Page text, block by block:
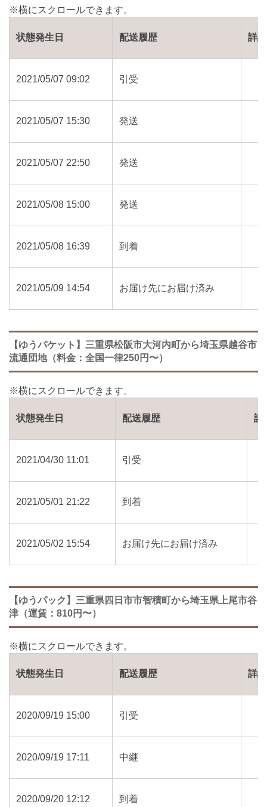
状態発生日 配送履歴 詳細
2021/05/07 09:02 引受
2021/05/07 15:30 発送
2021/05/07 22:50 発送
2021/05/08 15:00 発送
2021/05/08 16:39 到着
2021/05/09 14:54 お届け先にお届け済み
【ゆうパケット】三重県松阪市大河内町から埼玉県越谷市
流通団地（料金：全国一律250円〜）
状態発生日 配送履歴 詳
2021/04/30 11:01 引受
2021/05/01 21:22 到着
2021/05/02 15:54 お届け先にお届け済み
【ゆうパック】三重県四日市市智積町から埼玉県上尾市谷
津（運賃：810円〜）
状態発生日 配送履歴 詳細
2020/09/19 15:00 引受
2020/09/19 17:11 中継
2020/09/20 12:12 到着